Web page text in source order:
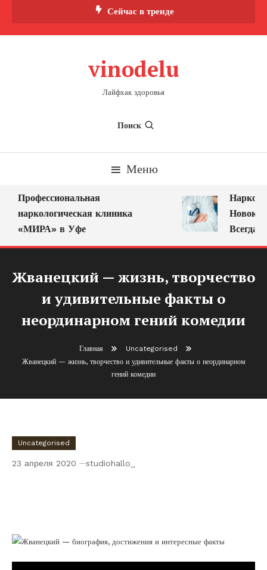
Сейчас в тренде
vinodelu
Лайфхак здоровья
Поиск
Меню
Профессиональная
наркологическая клиника
«МИРА» в Уфе
Всегда
Жванецкий — жизнь, творчество
и удивительные факты о
неординарном гений комедии
Главная
Uncategorised
Жванецкий — жизнь, творчество и удивительные факты о неординарном
гений комедии
Uncategorised
23 апреля 2020 studiohallo_